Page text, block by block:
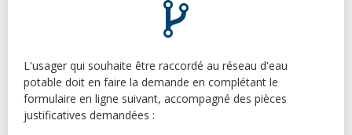
L'usager qui souhaite être raccordé au réseau d'eau
potable doit en faire la demande en complétant le
formulaire en ligne suivant, accompagné des pièces
justificatives demandées :